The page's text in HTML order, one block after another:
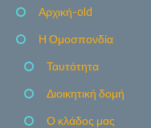
Αρχική-old
Η Ομοσπονδία
Ταυτότητα
Διοικητική δομή
Ο κλάδος μας